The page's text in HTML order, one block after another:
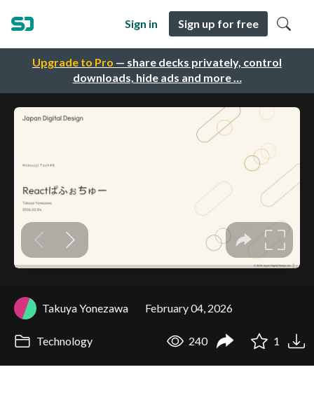
Upgrade to Pro — share decks privately, control
downloads, hide ads and more …
Sign in Sign up for free
Takuya Yonezawa February 04, 2026
Technology 240 1